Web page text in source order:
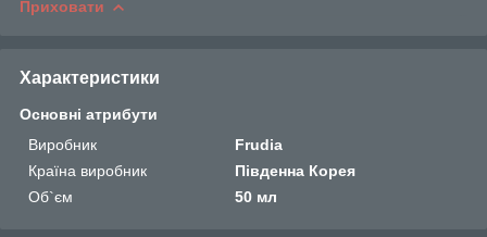
Приховати
Характеристики
Основні атрибути
Виробник
Frudia
Країна виробник
Південна Корея
Об`єм
50 мл